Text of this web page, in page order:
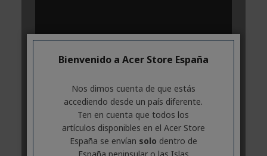
Bienvenido a Acer Store España
Nos dimos cuenta de que estás
accediendo desde un país diferente.
Ten en cuenta que todos los
artículos disponibles en el Acer Store
España se envían solo dentro de